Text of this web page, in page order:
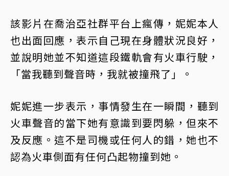
該影片在喬治亞社群平台上瘋傳，妮妮本人
也出面回應，表示自己現在身體狀況良好，
並說明她並不知道這段鐵軌會有火車行駛，
「當我聽到聲音時，我就被撞飛了」。
妮妮進一步表示，事情發生在一瞬間，聽到
火車聲音的當下她有意識到要閃躲，但來不
及反應。這不是司機或任何人的錯，她也不
認為火車側面有任何凸起物撞到她。